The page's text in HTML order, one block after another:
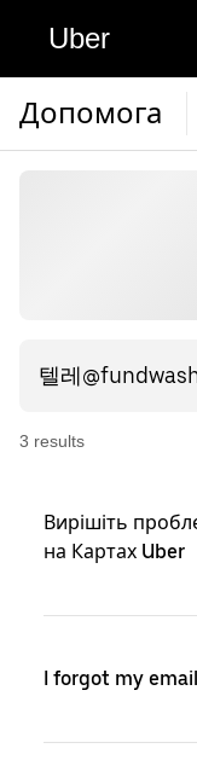
Uber
Допомога
3 results
Вирішіть
на Картах Uber
I forgot my